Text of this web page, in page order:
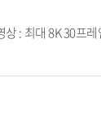
상 : 최대 8K 30프레